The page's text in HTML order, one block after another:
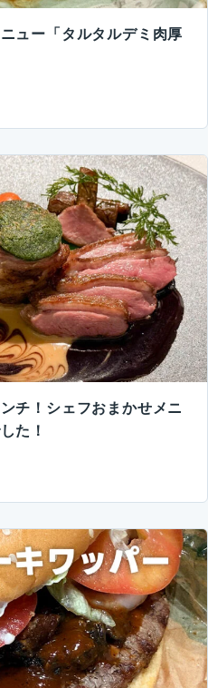
ュー「タルタルデミ肉厚
チ！シェフおまかせメニ
た！